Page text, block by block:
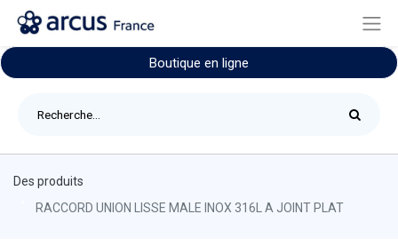
Boutique en ligne
Des produits
RACCORD UNION LISSE MALE INOX 316L A JOINT PLAT